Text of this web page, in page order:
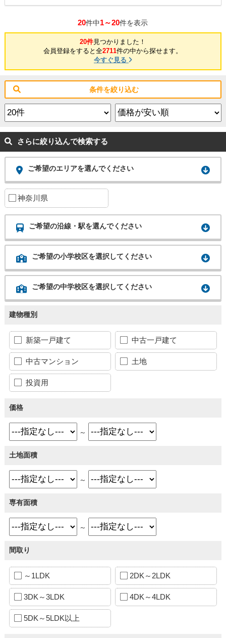
20件中1～20件を表示
20件見つかりました！
会員登録をすると全2711件の中から探せます。
今すぐ見る
条件を絞り込む
さらに絞り込んで検索する
ご希望のエリアを選んでください
神奈川県
ご希望の沿線・駅を選んでください
ご希望の小学校区を選択してください
ご希望の中学校区を選択してください
建物種別
新築一戸建て 中古一戸建て
中古マンション 土地
投資用
価格
～
土地面積
～
専有面積
～
間取り
～1LDK 2DK～2LDK
3DK～3LDK 4DK～4LDK
5DK～5LDK以上